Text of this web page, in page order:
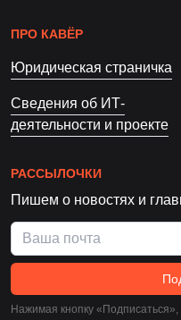
ПРО КАВЁР
Юридическая страничка
Сведения об ИТ-
деятельности и проекте
РАССЫЛОЧКИ
Пишем о новостях и
Нажимая кнопку